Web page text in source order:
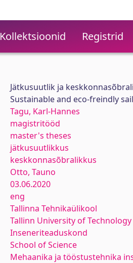
Kollektsioonid Registrid
Jätkusuutlik ja
Sustainable and eco-freindly
Tagu, Karl-Hannes
magistritööd
master's theses
jätkusuutlikkus
keskkonnasõbralikkus
Otto, Tauno
03.06.2020
eng
Tallinna Tehnikaülikool
Tallinn University of Technology
Inseneriteaduskond
School of Science
Mehaanika ja tööstustehnika